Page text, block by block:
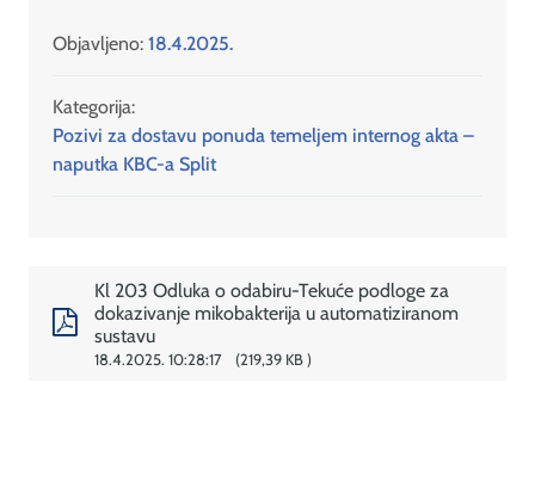
Objavljeno: 18.4.2025.
Kategorija:
Pozivi za dostavu ponuda temeljem internog akta –
naputka KBC-a Split
Kl 203 Odluka o odabiru-Tekuće podloge za
dokazivanje mikobakterija u automatiziranom
sustavu
18.4.2025. 10:28:17 219,39 KB